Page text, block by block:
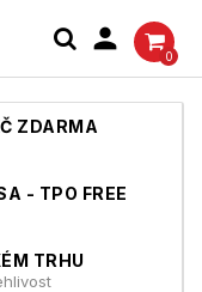

0
ZDARMA
- TPO FREE
TRHU